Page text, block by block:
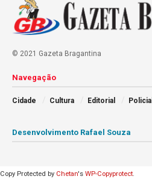
© 2021 Gazeta Bragantina
Navegação
Cidade Cultura Editorial Policial
Desenvolvimento Rafael Souza
Copy Protected by Chetan's WP-Copyprotect.